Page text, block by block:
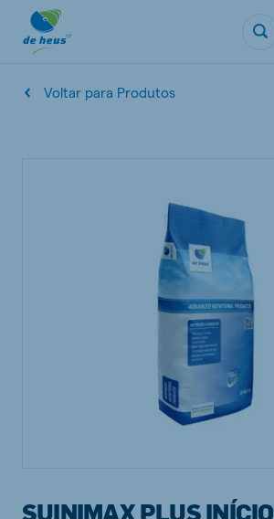
Voltar para Produtos
SUINIMAX PLUS INÍCIO